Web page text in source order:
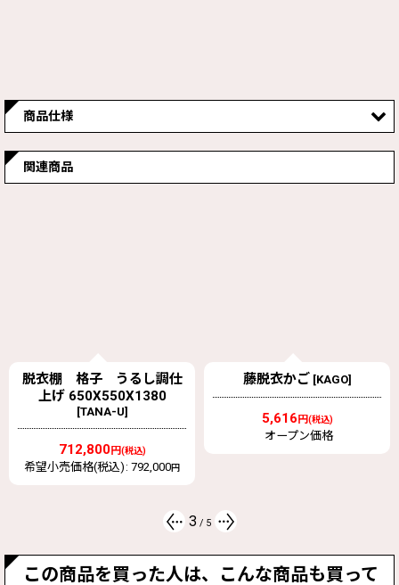
商品仕様
注意事項 厚みが10mmとなっております
関連商品
脱衣棚 格子 うるし調仕
上げ 650X550X1380
[TANA-U]
712,800円(税込)
希望小売価格(税込) : 792,000円
藤脱衣かご [KAGO]
5,616円(税込)
オープン価格
3 / 5
この商品を買った人は、こんな商品も買って